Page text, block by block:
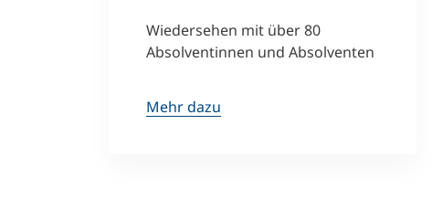
Wiedersehen mit über 80
Absolventinnen und Absolventen
Mehr dazu